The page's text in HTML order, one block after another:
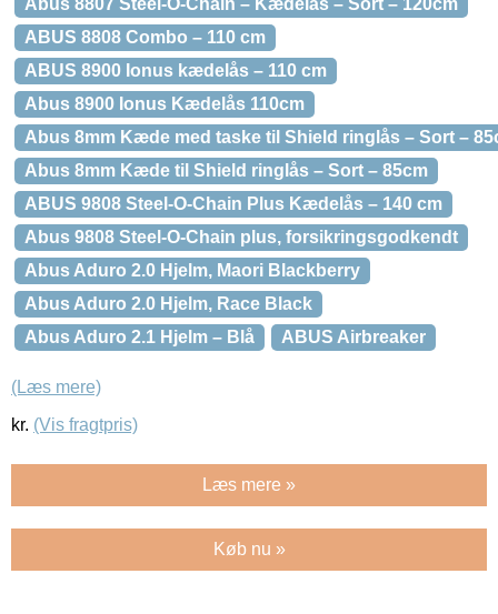
Abus 8807 Steel-O-Chain – Kædelås – Sort – 120cm
ABUS 8808 Combo – 110 cm
ABUS 8900 Ionus kædelås – 110 cm
Abus 8900 Ionus Kædelås 110cm
Abus 8mm Kæde med taske til Shield ringlås – Sort –
Abus 8mm Kæde til Shield ringlås – Sort – 85cm
ABUS 9808 Steel-O-Chain Plus Kædelås – 140 cm
Abus 9808 Steel-O-Chain plus, forsikringsgodkendt
Abus Aduro 2.0 Hjelm, Maori Blackberry
Abus Aduro 2.0 Hjelm, Race Black
Abus Aduro 2.1 Hjelm – Blå
ABUS Airbreaker
(Læs mere)
kr. (Vis fragtpris)
Læs mere »
Køb nu »